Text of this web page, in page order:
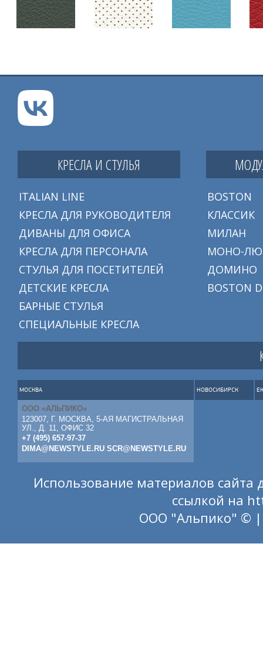
КРЕСЛА И СТУЛЬЯ
ITALIAN LINE
КРЕСЛА ДЛЯ РУКОВОДИТЕЛЯ
ДИВАНЫ ДЛЯ ОФИСА
КРЕСЛА ДЛЯ ПЕРСОНАЛА
СТУЛЬЯ ДЛЯ ПОСЕТИТЕЛЕЙ
ДЕТСКИЕ КРЕСЛА
БАРНЫЕ СТУЛЬЯ
СПЕЦИАЛЬНЫЕ КРЕСЛА
BOSTON
КЛАССИК
МИЛАН
МОНО-
ДОМИНО
BOSTON
МОСКВА
ООО «АЛЬПИКО»
123007, Г. МОСКВА, 5-АЯ МАГИСТРАЛЬНАЯ
УЛ., Д. 11, ОФИС 32
+7 (495) 657-97-37
DIMA@NEWSTYLE.RU SCR@NEWSTYLE.RU
НОВОСИБИРСК
Использование материалов сайта
ссылкой на
ООО "Альпико" © |